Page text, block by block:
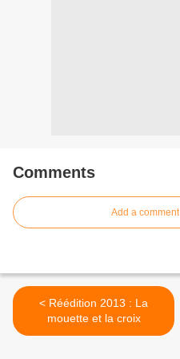
Comments
Add a comment
< Réédition 2013 : La
mouette et la croix